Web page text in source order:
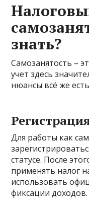
знать?
Самозанятость –
учет здесь
нюансы всё же
Для работы как
статусе. После
применять налог
использовать
фиксации доходов.